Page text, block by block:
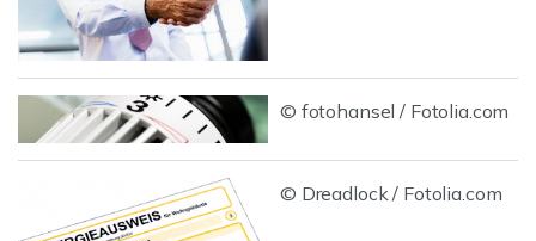
© fotohansel / Fotolia.com
© Dreadlock / Fotolia.com